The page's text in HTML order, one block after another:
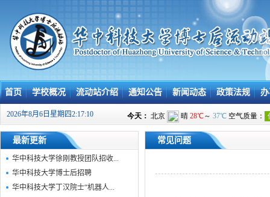
首页 学校概况 流动站介绍 通知公告 新闻动态 政策法规
2026年8月6日星期四2:17:11
最新更新
华中科技大学徐刚教授团队招收...
华中科技大学博士后招聘
华中科技大学丁汉院士“机器人...
常见问题